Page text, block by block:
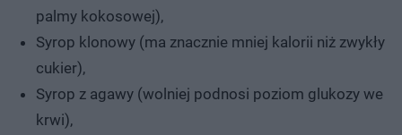
palmy kokosowej),
Syrop klonowy (ma znacznie mniej kalorii niż zwykły
cukier),
Syrop z agawy (wolniej podnosi poziom glukozy we
krwi),